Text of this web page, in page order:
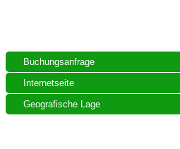
Buchungsanfrage
Internetseite
Geografische Lage